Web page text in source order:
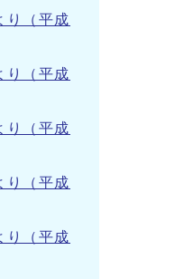
り（平成
り（平成
り（平成
り（平成
り（平成